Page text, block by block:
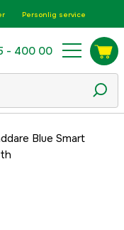
Personlig service
- 400 00
Blue Smart